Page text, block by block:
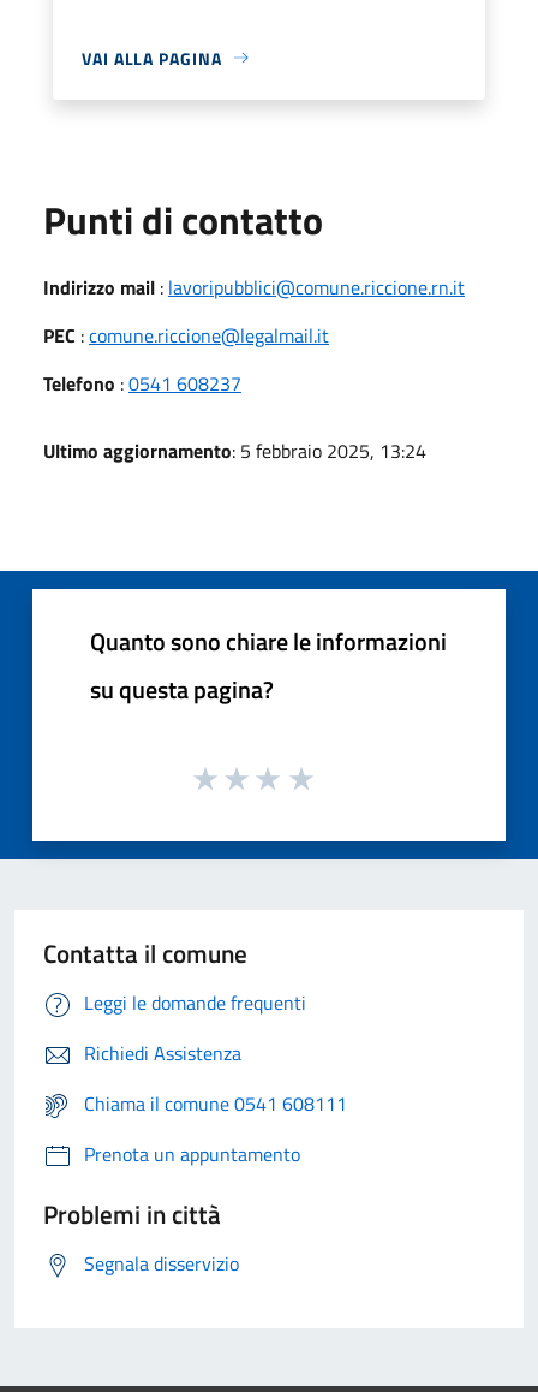
VAI ALLA PAGINA
Punti di contatto
Indirizzo mail : lavoripubblici@comune.riccione.rn.it
PEC :comune.riccione@legalmail.it
Telefono :0541 608237
Ultimo aggiornamento: 5 febbraio 2025, 13:24
Quanto sono chiare le informazioni
su questa pagina?
Contatta il comune
Leggi le domande frequenti
Richiedi Assistenza
Chiama il comune 0541 608111
Prenota un appuntamento
Problemi in città
Segnala disservizio